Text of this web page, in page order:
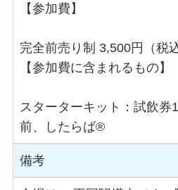
【参加費】
完全前売り制 3,500円（税込
【参加費に含まれるもの】
スターターキット：試飲券
前、したらば®
備考